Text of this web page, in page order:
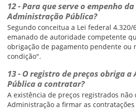
12 - Para que serve o empenho
Administração Pública?
Segundo conceitua a Lei federal 4.320/
emanado de autoridade competente
obrigação de pagamento pendente ou
condição".
13 - O registro de preços obriga
Pública a contratar?
A existência de preços registrados não
Administração a firmar as